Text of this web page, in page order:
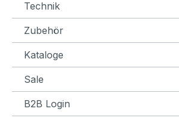
Technik
Zubehör
Kataloge
Sale
B2B Login